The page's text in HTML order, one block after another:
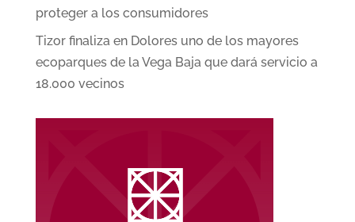
proteger a los consumidores
Tizor finaliza en Dolores uno de los mayores
ecoparques de la Vega Baja que dará servicio a
18.000 vecinos